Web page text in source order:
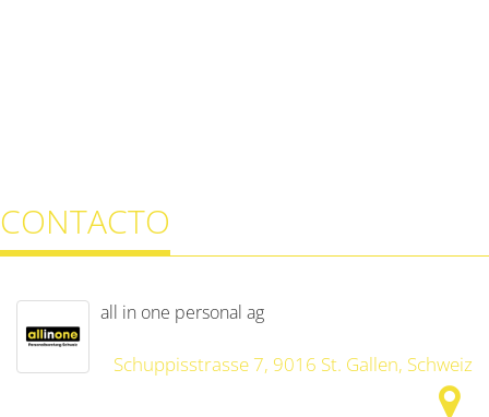
CONTACTO
all in one personal ag
Schuppisstrasse 7, 9016 St. Gallen, Schweiz